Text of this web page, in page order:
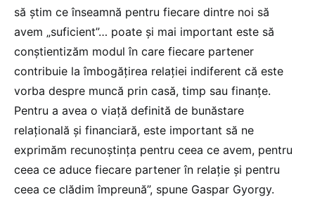
să știm ce înseamnă pentru fiecare dintre noi să
avem „suficient”… poate și mai important este să
conștientizăm modul în care fiecare partener
contribuie la îmbogățirea relației indiferent că este
vorba despre muncă prin casă, timp sau finanțe.
Pentru a avea o viață definită de bunăstare
relațională și financiară, este important să ne
exprimăm recunoștința pentru ceea ce avem, pentru
ceea ce aduce fiecare partener în relație și pentru
ceea ce clădim împreună”, spune Gaspar Gyorgy.